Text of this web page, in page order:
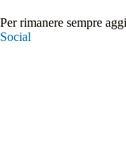
Per rimanere sempre
Social